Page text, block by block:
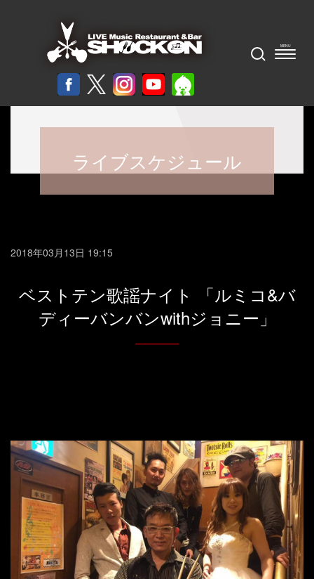
ライブスケジュール
2018年03月13日 19:15
ベストテン歌謡ナイト 「ルミコ&バ
ディーバンバンwithジョニー」